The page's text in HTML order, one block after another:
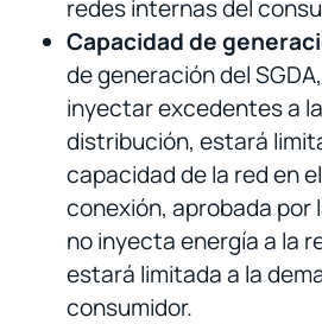
redes internas del
Capacidad de
de generación del
inyectar excedentes a
distribución, estará
capacidad de la red en
conexión, aprobada por
no inyecta energía a la
estará limitada a la
consumidor.